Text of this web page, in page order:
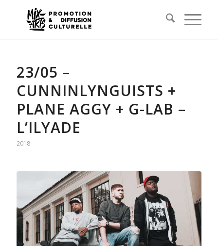
23/05 –
CUNNINLYNGUISTS +
PLANE AGGY + G-LAB –
L’ILYADE
2018